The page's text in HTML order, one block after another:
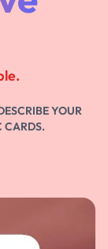
YOUR
CARDS.